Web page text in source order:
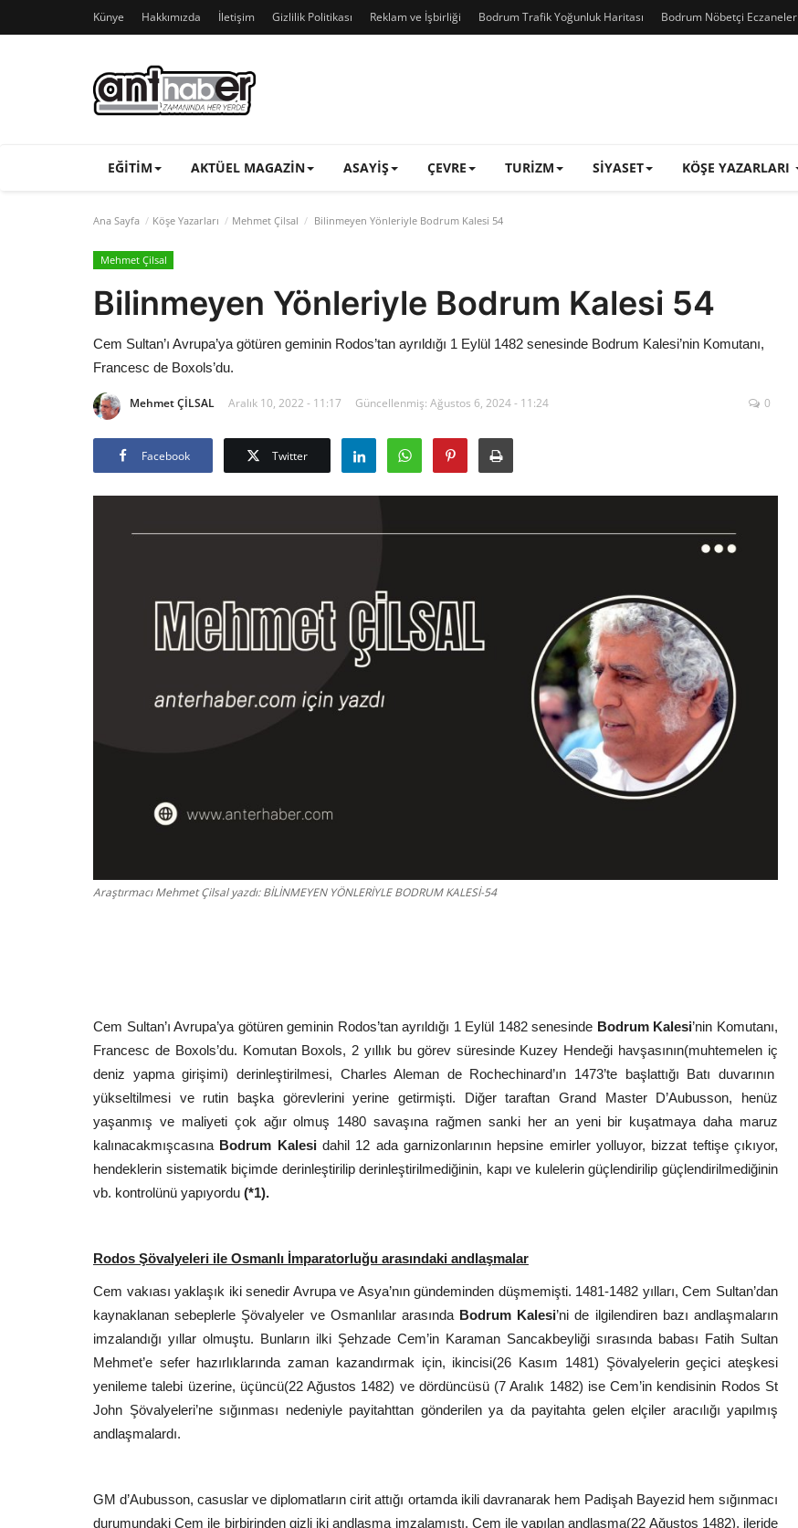
Künye Hakkımızda İletişim Gizlilik Politikası Reklam ve İşbirliği Bodrum Trafik Yoğunluk Haritası Bodrum Nöbetçi Eczaneler
EĞITIM AKTÜEL MAGAZIN ASAYIŞ ÇEVRE TURIZM SIYASET KÖŞE YAZARLARI
Ana Sayfa Köşe Yazarları Mehmet Çilsal Bilinmeyen Yönleriyle Bodrum Kalesi 54
Mehmet Çilsal
Bilinmeyen Yönleriyle Bodrum Kalesi 54
Cem Sultan’ı Avrupa’ya götüren geminin Rodos’tan ayrıldığı 1 Eylül 1482 senesinde Bodrum Kalesi’nin Komutanı,
Francesc de Boxols’du.
Mehmet ÇİLSAL Aralık 10, 2022 - 11:17 Güncellenmiş: Ağustos 6, 2024 - 11:24 0
Facebook Twitter
Araştırmacı Mehmet Çilsal yazdı: BİLİNMEYEN YÖNLERİYLE BODRUM KALESİ-54
Cem Sultan’ı Avrupa’ya götüren geminin Rodos’tan ayrıldığı 1 Eylül 1482 senesinde Bodrum Kalesi’nin Komutanı,
Francesc de Boxols’du. Komutan Boxols, 2 yıllık bu görev süresinde Kuzey Hendeği havşasının(muhtemelen iç
deniz yapma girişimi) derinleştirilmesi, Charles Aleman de Rochechinard’ın 1473’te başlattığı Batı duvarının
yükseltilmesi ve rutin başka görevlerini yerine getirmişti. Diğer taraftan Grand Master D’Aubusson, henüz
yaşanmış ve maliyeti çok ağır olmuş 1480 savaşına rağmen sanki her an yeni bir kuşatmaya daha maruz
kalınacakmışcasına Bodrum Kalesi dahil 12 ada garnizonlarının hepsine emirler yolluyor, bizzat teftişe çıkıyor,
hendeklerin sistematik biçimde derinleştirilip derinleştirilmediğinin, kapı ve kulelerin güçlendirilip güçlendirilmediğinin
vb. kontrolünü yapıyordu (*1).
Rodos Şövalyeleri ile Osmanlı İmparatorluğu arasındaki andlaşmalar
Cem vakıası yaklaşık iki senedir Avrupa ve Asya’nın gündeminden düşmemişti. 1481-1482 yılları, Cem Sultan’dan
kaynaklanan sebeplerle Şövalyeler ve Osmanlılar arasında Bodrum Kalesi’ni de ilgilendiren bazı andlaşmaların
imzalandığı yıllar olmuştu. Bunların ilki Şehzade Cem’in Karaman Sancakbeyliği sırasında babası Fatih Sultan
Mehmet’e sefer hazırlıklarında zaman kazandırmak için, ikincisi(26 Kasım 1481) Şövalyelerin geçici ateşkesi
yenileme talebi üzerine, üçüncü(22 Ağustos 1482) ve dördüncüsü (7 Aralık 1482) ise Cem’in kendisinin Rodos St
John Şövalyeleri’ne sığınması nedeniyle payitahttan gönderilen ya da payitahta gelen elçiler aracılığı yapılmış
andlaşmalardı.
GM d’Aubusson, casuslar ve diplomatların cirit attığı ortamda ikili davranarak hem Padişah Bayezid hem sığınmacı
durumundaki Cem ile birbirinden gizli iki andlaşma imzalamıştı. Cem ile yapılan andlaşma(22 Ağustos 1482), ileride